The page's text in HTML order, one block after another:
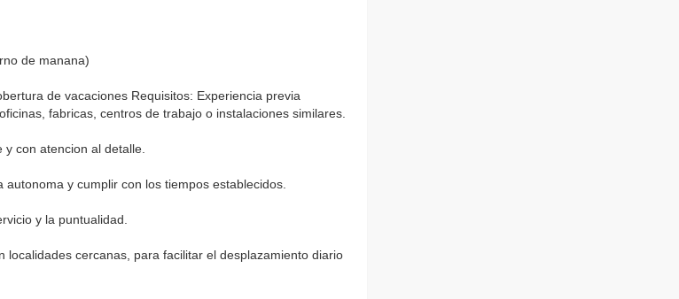
de manana)
de vacaciones Requisitos: Experiencia previa
fabricas, centros de trabajo o instalaciones similares.
con atencion al detalle.
y cumplir con los tiempos establecidos.
y la puntualidad.
localidades cercanas, para facilitar el desplazamiento diario